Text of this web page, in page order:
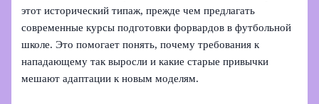
этот исторический типаж, прежде чем предлагать
современные курсы подготовки форвардов в футбольной
школе. Это помогает понять, почему требования к
нападающему так выросли и какие старые привычки
мешают адаптации к новым моделям.